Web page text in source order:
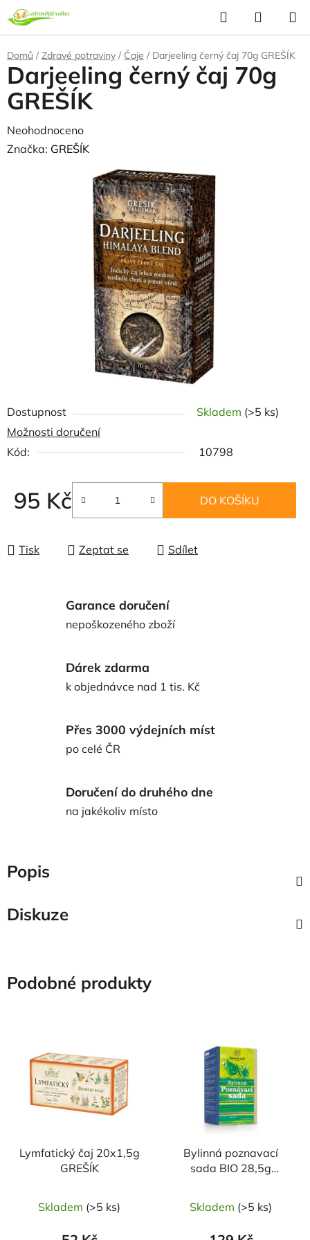
Přejít
na
obsah
Hledat
KOŠÍK
Domů / Zdravé potraviny / Čaje / Darjeeling černý čaj 70g GREŠÍK
Dostupnost Skladem (>5 ks)
Možnosti doručení
Kód:
10798
95 Kč
Měrná cena:
DO KOŠÍKU
Tisk Zeptat se Sdílet
Darjeeling černý čaj 70g
GREŠÍK
Průměrné
hodnocení
Neohodnoceno
Značka: GREŠÍK
Garance doručení
nepoškozeného zboží
Dárek zdarma
k objednávce nad 1 tis. Kč
Přes 3000 výdejních míst
po celé ČR
Doručení do druhého dne
na jakékoliv místo
Popis
Diskuze
Podobné produkty
Lymfatický čaj 20x1,5g
GREŠÍK
Skladem (>5 ks)
Bylinná poznavací
sada BIO 28,5g
Skladem (>5 ks)